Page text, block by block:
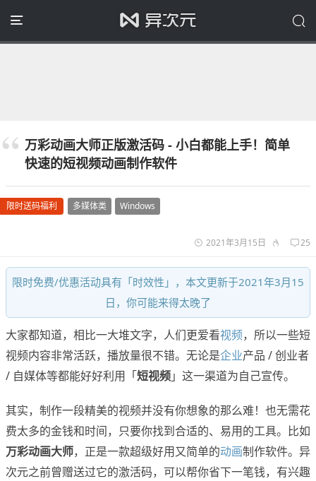
万彩动画大师正版激活码 - 小白都能上手！简单
快速的短视频动画制作软件
限时送码福利 多媒体类 Windows
2021年3月15日 25
限时免费/优惠活动具有「时效性」，本文更新于2021年3月15
日，你可能来得太晚了
大家都知道，相比一大堆文字，人们更爱看视频，所以一些短
视频内容非常活跃，播放量很不错。无论是企业产品 / 创业者
/ 自媒体等都能好好利用「短视频」这一渠道为自己宣传。
其实，制作一段精美的视频并没有你想象的那么难！也无需花
费太多的金钱和时间，只要你找到合适的、易用的工具。比如
万彩动画大师，正是一款超级好用又简单的动画制作软件。异
次元之前曾赠送过它的激活码，可以帮你省下一笔钱，有兴趣